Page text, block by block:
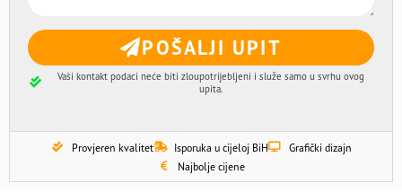
POŠALJI UPIT
Vaši kontakt podaci neće biti zloupotrijebljeni i služe samo u svrhu ovog
upita.
Provjeren kvalitet Isporuka u cijeloj BiH
Grafički dizajn
Najbolje cijene